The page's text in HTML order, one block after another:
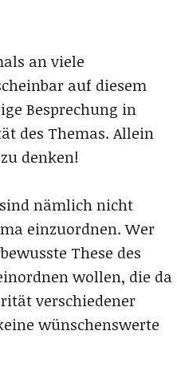
an viele
auf diesem
Besprechung in
des Themas. Allein
denken!
nämlich nicht
einzuordnen. Wer
These des
wollen, die da
verschiedener
wünschenswerte